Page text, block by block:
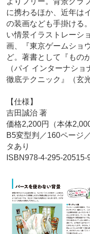
に携わるほか、近年は
の装画なども手掛ける
い情景イラストレーシ
画、『東京ゲームショ
ど。著書として『もの
（パイ インターナシ
徹底テクニック』（玄
【仕様】
吉田誠治 著
価格2,200円（本体
B5変型判／160ページ
タあり
ISBN978-4-295-20515-